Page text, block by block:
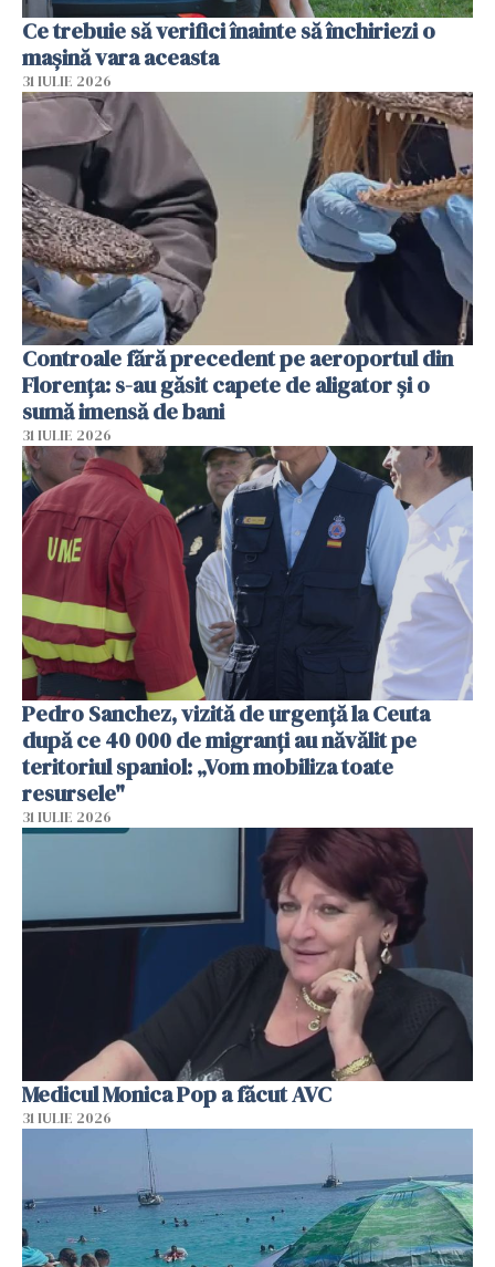
Ce trebuie să verifici înainte să închiriezi o
mașină vara aceasta
31 IULIE 2026
Controale fără precedent pe aeroportul din
Florența: s-au găsit capete de aligator și o
sumă imensă de bani
31 IULIE 2026
Pedro Sanchez, vizită de urgență la Ceuta
după ce 40 000 de migranți au năvălit pe
teritoriul spaniol: „Vom mobiliza toate
resursele"
31 IULIE 2026
Medicul Monica Pop a făcut AVC
31 IULIE 2026